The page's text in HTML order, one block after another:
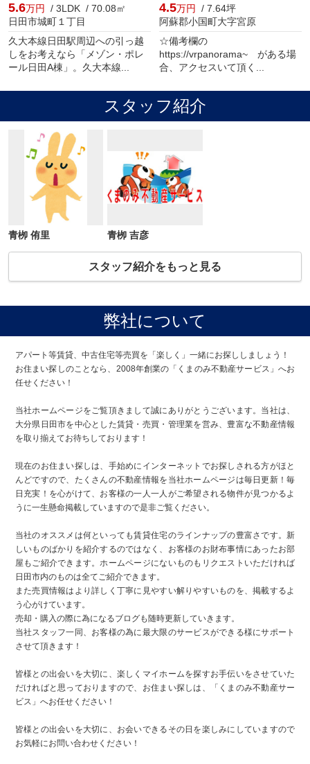
5.6万円
/ 3LDK / 70.08㎡
日田市城町１丁目
久大本線日田駅周辺への引っ越
しをお考えなら「メゾン・ポレ
ール日田A棟」。久大本線...
4.5万円
/ 7.64坪
阿蘇郡小国町大字宮原
☆備考欄の
https://vrpanorama~ がある場
合、アクセスいて頂く...
スタッフ紹介
青栁 侑里 青栁 吉彦
スタッフ紹介をもっと見る
弊社について
アパート等賃貸、中古住宅等売買を「楽しく」一緒にお探ししましょう！
お住まい探しのことなら、2008年創業の「くまのみ不動産サービス」へお
任せください！
当社ホームページをご覧頂きまして誠にありがとうございます。当社は、
大分県日田市を中心とした賃貸・売買・管理業を営み、豊富な不動産情報
を取り揃えてお待ちしております！
現在のお住まい探しは、手始めにインターネットでお探しされる方がほと
んどですので、たくさんの不動産情報を当社ホームページは毎日更新！毎
日充実！を心がけて、お客様の一人一人がご希望される物件が見つかるよ
うに一生懸命掲載していますので是非ご覧ください。
当社のオススメは何といっても賃貸住宅のラインナップの豊富さです。新
しいものばかりを紹介するのではなく、お客様のお財布事情にあったお部
屋もご紹介できます。ホームページにないものもリクエストいただければ
日田市内のものは全てご紹介できます。
また売買情報はより詳しく丁寧に見やすい解りやすいものを、掲載するよ
う心がけています。
売却・購入の際に為になるブログも随時更新していきます。
当社スタッフ一同、お客様の為に最大限のサービスができる様にサポート
させて頂きます！
皆様との出会いを大切に、楽しくマイホームを探すお手伝いをさせていた
だければと思っておりますので、お住まい探しは、「くまのみ不動産サー
ビス」へお任せください！
皆様との出会いを大切に、お会いできるその日を楽しみにしていますので
お気軽にお問い合わせください！